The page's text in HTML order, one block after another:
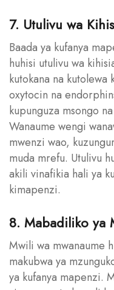
7. Utulivu wa
Baada ya kufanya
huhisi utulivu wa
kutokana na kutolewa
oxytocin na
kupunguza msongo
Wanaume wengi
mwenzi wao,
muda mrefu. Utulivu
akili vinafikia hali ya
kimapenzi.
8. Mabadiliko ya
Mwili wa mwanaume
makubwa ya
ya kufanya mapenzi.